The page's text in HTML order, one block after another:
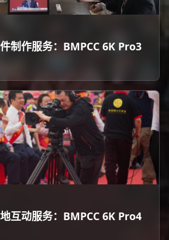
制作服务：BMPCC 6K Pro3
互动服务：BMPCC 6K Pro4